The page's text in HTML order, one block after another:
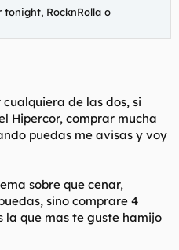
RocknRolla o
de las dos, si
Hipercor, comprar mucha
puedas me avisas y voy
sobre que cenar,
sino comprare 4
la que mas te guste hamijo